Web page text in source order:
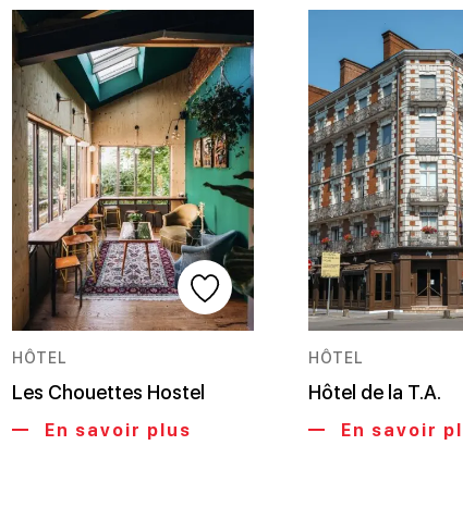
HÔTEL
Les Chouettes Hostel
En savoir plus
HÔTEL
Hôtel de la T.A.
En savoir